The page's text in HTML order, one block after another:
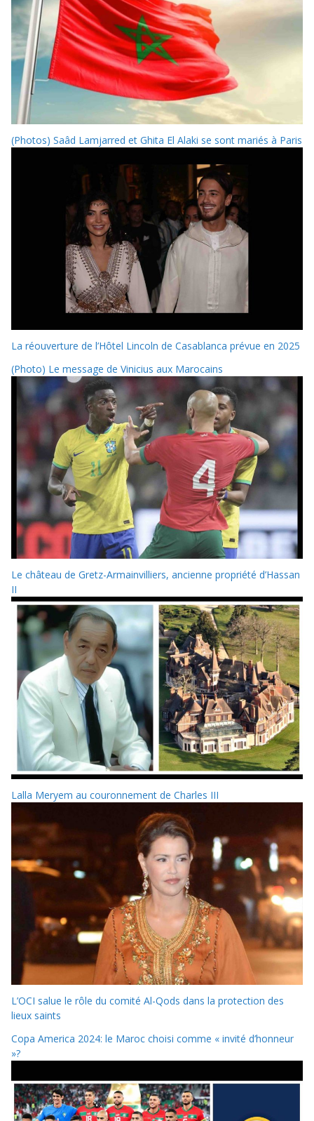
(Photos) Saâd Lamjarred et Ghita El Alaki se sont mariés à Paris
La réouverture de l’Hôtel Lincoln de Casablanca prévue en 2025
(Photo) Le message de Vinicius aux Marocains
Le château de Gretz-Armainvilliers, ancienne propriété d’Hassan
II
Lalla Meryem au couronnement de Charles III
L’OCI salue le rôle du comité Al-Qods dans la protection des
lieux saints
Copa America 2024: le Maroc choisi comme « invité d’honneur
»?